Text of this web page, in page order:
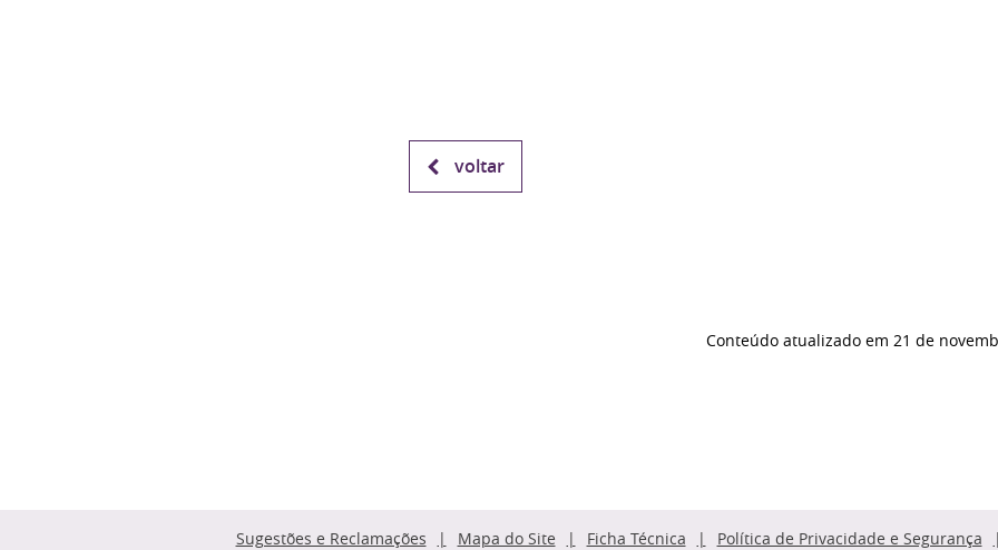
voltar
Conteúdo atualizado em 21 de
Sugestões e Reclamações Mapa do Site Ficha Técnica Política de Privacidade e Segurança